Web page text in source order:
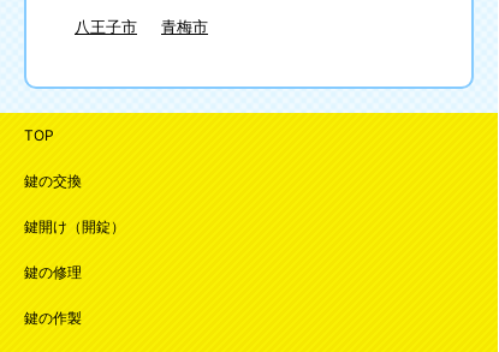
八王子市 青梅市
TOP
鍵の交換
鍵開け（開錠）
鍵の修理
鍵の作製